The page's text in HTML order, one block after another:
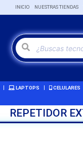
INICIO NUESTRAS TIENDAS
LAPTOPS CELULARES
REPETIDOR